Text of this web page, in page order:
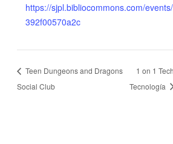
https://sjpl.bibliocommons.com/
392f00570a2c
Teen Dungeons and Dragons
Social Club
1 on 1
Tecnología